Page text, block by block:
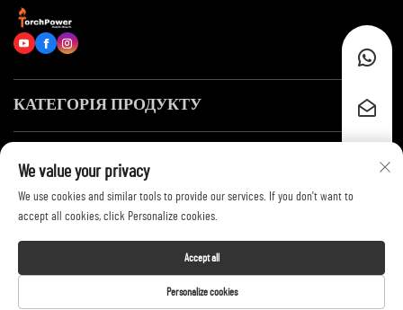
КАТЕГОРІЯ ПРОДУКТУ
Зв’язатися з нами
We value your privacy
We use cookies and similar tools to provide our services. If you don't want to
accept all cookies, click Personalize cookies.
Personalize cookies
Accept all